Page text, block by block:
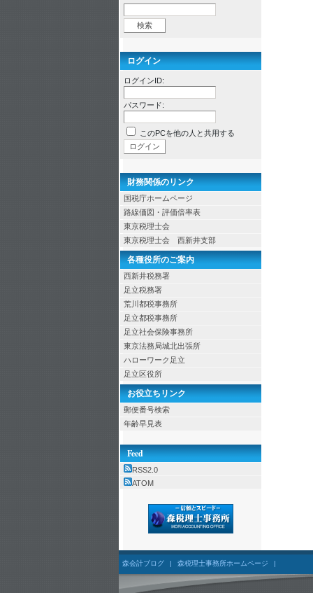
ログイン
ログインID:
パスワード:
このPCを他の人と共用する
財務関係のリンク
国税庁ホームページ
路線価図・評価倍率表
東京税理士会
東京税理士会 西新井支部
各種役所のご案内
西新井税務署
足立税務署
荒川都税事務所
足立都税事務所
足立社会保険事務所
東京法務局城北出張所
ハローワーク足立
足立区役所
お役立ちリンク
郵便番号検索
年齢早見表
Feed
RSS2.0
ATOM
森会計ブログ | 森税理士事務所ホームページ |